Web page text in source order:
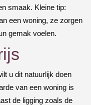
smaak. Kleine tip:
een woning, ze zorgen
gemak voelen.
u dit natuurlijk doen
van een woning is
de ligging zoals de